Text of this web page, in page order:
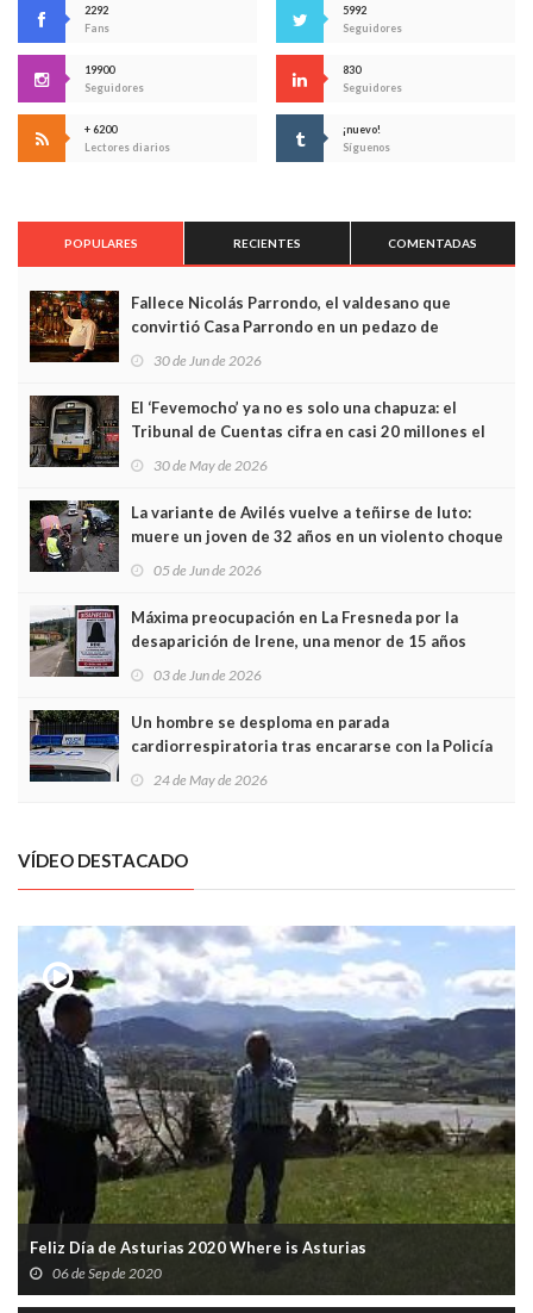
2292
Fans
5992
Seguidores
19900
Seguidores
830
Seguidores
+ 6200
Lectores diarios
¡nuevo!
Síguenos
POPULARES RECIENTES COMENTADAS
Fallece Nicolás Parrondo, el valdesano que
convirtió Casa Parrondo en un pedazo de
30 de Jun de 2026
El ‘Fevemocho’ ya no es solo una chapuza: el
Tribunal de Cuentas cifra en casi 20 millones el
30 de May de 2026
La variante de Avilés vuelve a teñirse de luto:
muere un joven de 32 años en un violento choque
05 de Jun de 2026
Máxima preocupación en La Fresneda por la
desaparición de Irene, una menor de 15 años
03 de Jun de 2026
Un hombre se desploma en parada
cardiorrespiratoria tras encararse con la Policía
24 de May de 2026
VÍDEO DESTACADO
Feliz Día de Asturias 2020 Where is Asturias
06 de Sep de 2020